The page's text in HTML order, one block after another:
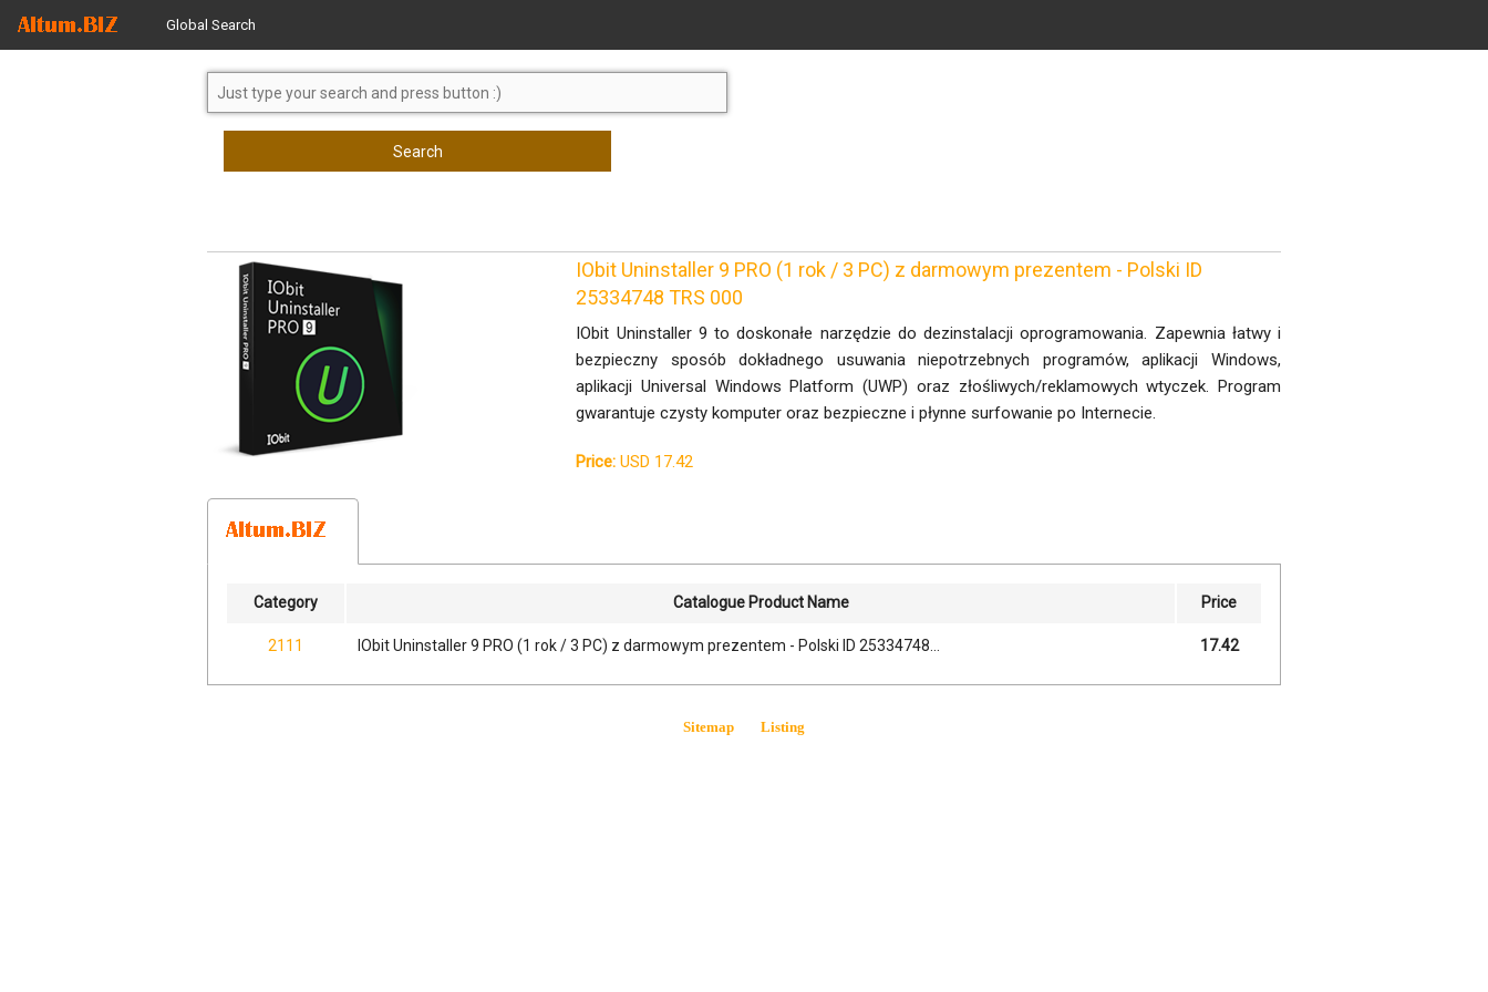
Global Search
Search
IObit Uninstaller 9 PRO (1 rok / 3 PC) z darmowym prezentem - Polski ID
25334748 TRS 000
IObit Uninstaller 9 to doskonałe narzędzie do dezinstalacji oprogramowania. Zapewnia łatwy i
bezpieczny sposób dokładnego usuwania niepotrzebnych programów, aplikacji Windows,
aplikacji Universal Windows Platform (UWP) oraz złośliwych/reklamowych wtyczek. Program
gwarantuje czysty komputer oraz bezpieczne i płynne surfowanie po Internecie.
Price: USD 17.42
Category Catalogue Product Name Price
2111 IObit Uninstaller 9 PRO (1 rok / 3 PC) z darmowym prezentem - Polski ID 25334748... 17.42
Sitemap Listing